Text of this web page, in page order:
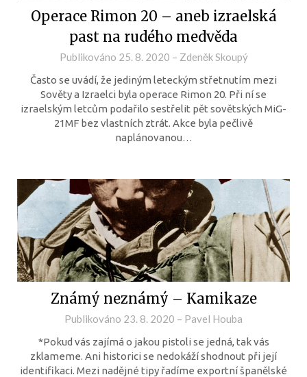
Operace Rimon 20 – aneb izraelská
past na rudého medvěda
Publikováno 25. 8. 2020 – Zdeněk Skoupý
Často se uvádí, že jediným leteckým střetnutím mezi
Sověty a Izraelci byla operace Rimon 20. Při ní se
izraelským letcům podařilo sestřelit pět sovětských MiG-
21MF bez vlastních ztrát. Akce byla pečlivě
naplánovanou…
Známý neznámý – Kamikaze
Publikováno 23. 8. 2020 – Pavel Houba
*Pokud vás zajímá o jakou pistoli se jedná, tak vás
zklameme. Ani historici se nedokáží shodnout při její
identifikaci. Mezi nadějné tipy řadíme exportní španělské